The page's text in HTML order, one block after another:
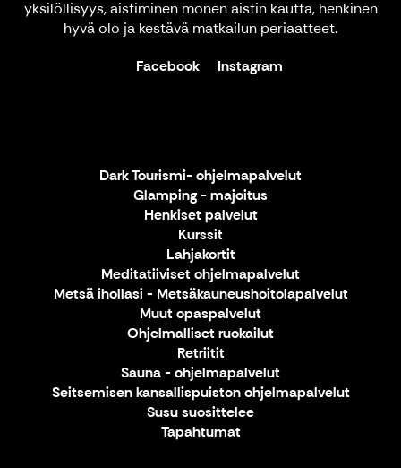
yksilöllisyys, aistiminen monen aistin kautta, henkinen
hyvä olo ja kestävä matkailun periaatteet.
Facebook
Instagram
Dark Tourismi- ohjelmapalvelut
Glamping - majoitus
Henkiset palvelut
Kurssit
Lahjakortit
Meditatiiviset ohjelmapalvelut
Metsä ihollasi - Metsäkauneushoitolapalvelut
Muut opaspalvelut
Ohjelmalliset ruokailut
Retriitit
Sauna - ohjelmapalvelut
Seitsemisen kansallispuiston ohjelmapalvelut
Susu suosittelee
Tapahtumat